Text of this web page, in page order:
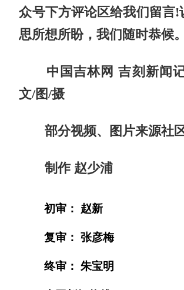
众号下方评论区给我们留言!
思所想所盼，我们随时恭候。
中国吉林网 吉刻新闻记
文/图/摄
部分视频、图片来源社
制作 赵少浦
初审： 赵新
复审： 张彦梅
终审： 朱宝明